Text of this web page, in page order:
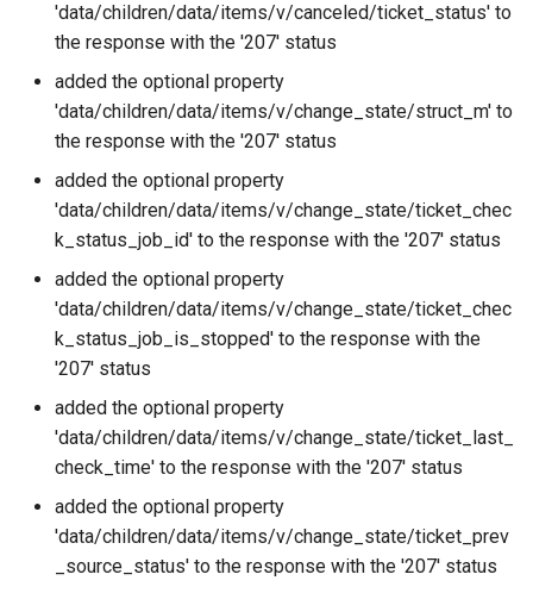
'data/children/data/items/v/canceled/ticket_status' to
the response with the '207' status
added the optional property
'data/children/data/items/v/change_state/struct_m' to
the response with the '207' status
added the optional property
'data/children/data/items/v/change_state/ticket_chec
k_status_job_id' to the response with the '207' status
added the optional property
'data/children/data/items/v/change_state/ticket_chec
k_status_job_is_stopped' to the response with the
'207' status
added the optional property
'data/children/data/items/v/change_state/ticket_last_
check_time' to the response with the '207' status
added the optional property
'data/children/data/items/v/change_state/ticket_prev
_source_status' to the response with the '207' status